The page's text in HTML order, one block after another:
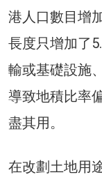
港人口數目增
長度只增加了
輸或基礎設施
導致地積比率
盡其用。
在改劃土地用